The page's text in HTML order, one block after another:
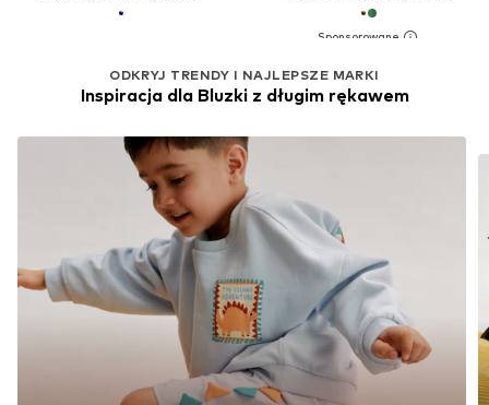
ODKRYJ TRENDY I NAJLEPSZE MARKI
Inspiracja dla Bluzki z długim rękawem